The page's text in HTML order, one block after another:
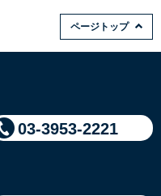
ページトップ
03-3953-2221